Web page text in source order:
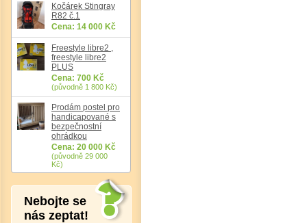
Kočárek Stingray
R82 č.1
Cena: 14 000 Kč
Freestyle libre2 ,
freestyle libre2
PLUS
Cena: 700 Kč
(původně 1 800 Kč)
Prodám postel pro
handicapované s
bezpečnostní
ohrádkou
Cena: 20 000 Kč
(původně 29 000
Kč)
Nebojte se
nás zeptat!